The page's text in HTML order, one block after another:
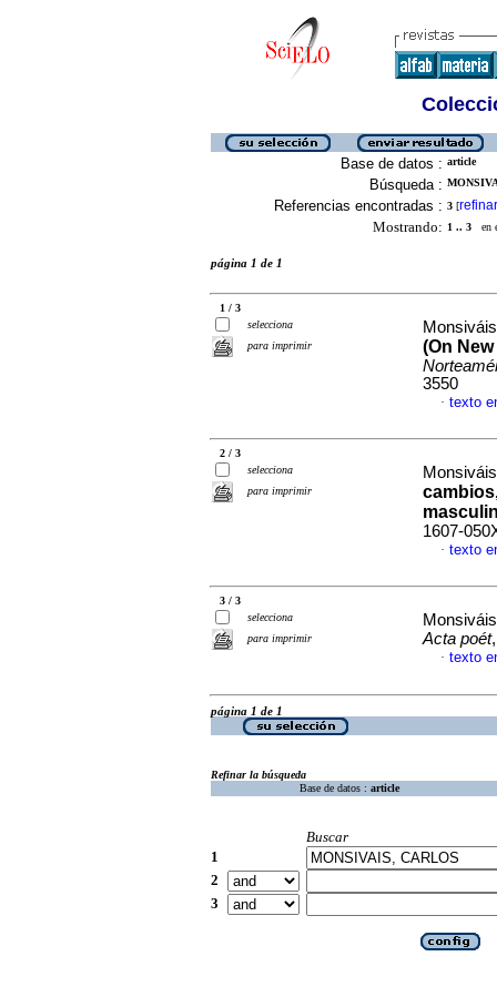
Base de datos : article
Búsqueda :
Referencias encontradas : 3 [refinar
Mostrando: 1 .. 3 en
página 1 de 1
1 / 3
selecciona
para imprimir
(On
3550
· texto
2 / 3
selecciona
para imprimir
1607-
· texto
3 / 3
selecciona
para imprimir
Acta poét
· texto
página 1 de 1
Refinar la búsqueda
Base de datos : article
Buscar
1
2
3